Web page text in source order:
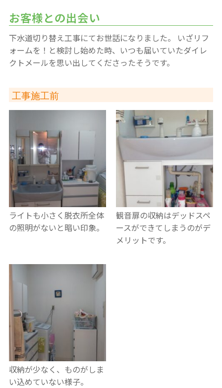
お客様との出会い
下水道切り替え工事にてお世話になりました。
いざリフ
ォームを！と検討し始めた時、いつも届いていたダイレ
クトメールを思い出してくださったそうです。
工事施工前
ライトも小さく脱衣所全体
の照明がないと暗い印象。
観音扉の収納はデッドスペ
ースができてしまうのがデ
メリットです。
収納が少なく、ものがしま
い込めていない様子。